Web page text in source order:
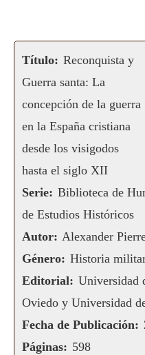
Título: Reconquista y
Guerra santa: La
concepción de la guerra
en la España cristiana
desde los visigodos
hasta el siglo XII
Serie: Biblioteca de
de Estudios Históricos
Autor: Alexander
Género: Historia
Editorial: Universidad
Oviedo y Universidad
Fecha de Publicación:
Páginas: 598